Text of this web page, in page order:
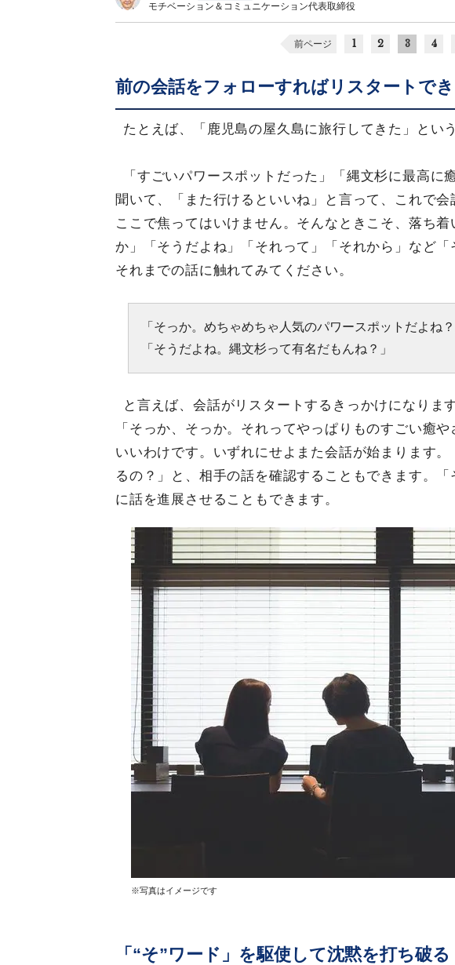
モチベーション＆コミュニケーション代表取締役
前ページ 1 2 3 4
前の会話をフォローすればリスタートで
たとえば、「鹿児島の屋久島に旅行してきた」とい
「すごいパワースポットだった」「縄文杉に最高に
聞いて、「また行けるといいね」と言って、これで会
ここで焦ってはいけません。そんなときこそ、落ち
か」「そうだよね」「それって」「それから」など「
それまでの話に触れてみてください。
「そっか。めちゃめちゃ人気のパワースポットだよね？
「そうだよね。縄文杉って有名だもんね？」
と言えば、会話がリスタートするきっかけになりま
「そっか、そっか。それってやっぱりものすごい癒
いいわけです。いずれにせよまた会話が始まります
るの？」と、相手の話を確認することもできます。
に話を進展させることもできます。
※写真はイメージです
「“そ”ワード」を駆使して沈黙を打ち破る